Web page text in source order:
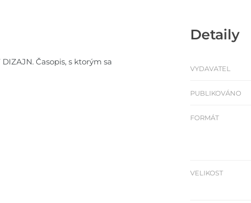
Časopis, s ktorým sa
Detaily
VYDAVATEL
PUBLIKOVÁNO
FORMÁT
VELIKOST